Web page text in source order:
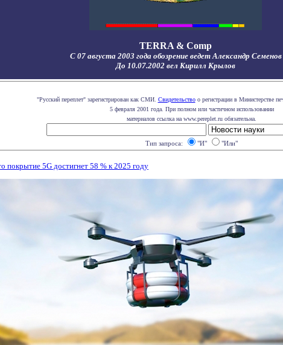
TERRA & Comp
С 07 августа 2003 года обозрение ведет Александр Семенов
До 10.07.2002 вел Кирилл Крылов
"Русский переплет" зарегистрирован как СМИ. Свидетельствоо регистрации в Министерстве
5 февраля 2001 года. При полном или частичном использовании
материалов ссылка на www.pereplet.ru обязательна.
Тип запроса: "И" "Или"
покрытие 5G достигнет 58 % к 2025 году